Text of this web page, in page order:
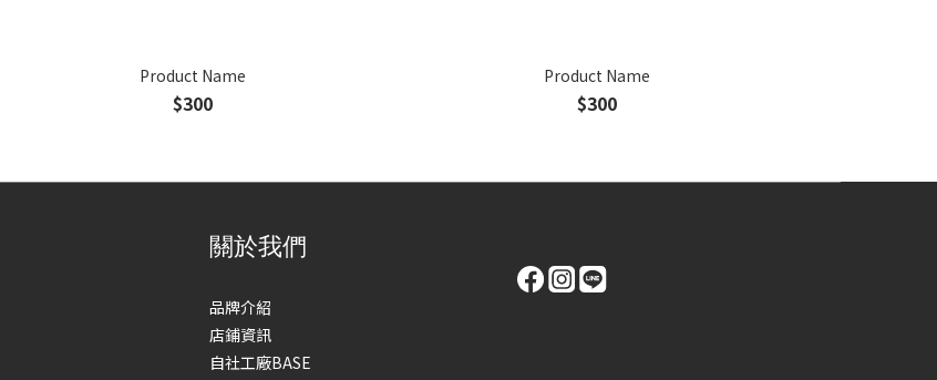
Product Name
$300
Product Name
$300
關於我們
品牌介紹
店鋪資訊
自社工廠BASE